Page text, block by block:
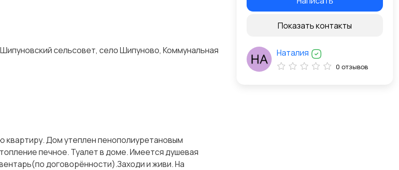
сельсовет, село Шипуново, Коммунальная
Дом утеплен пенополиуретановым
печное. Туалет в доме. Имеется душевая
договорённости).Заходи и живи. На
Показать контакты
Наталия
0 отзывов